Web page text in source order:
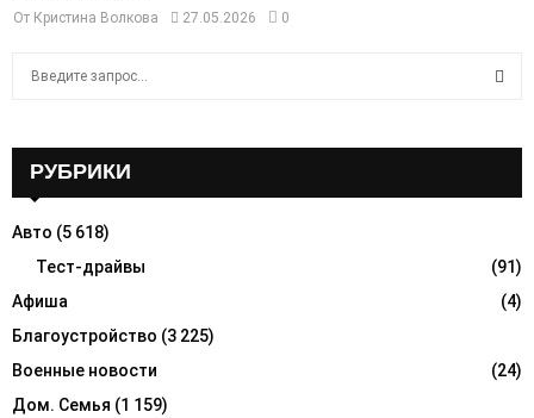
От Кристина Волкова 27.05.2026 0
o
R
C
H
РУБРИКИ
Авто (5 618)
Тест-драйвы
(91)
Афиша
(4)
Благоустройство (3 225)
Военные новости
(24)
Дом. Семья (1 159)